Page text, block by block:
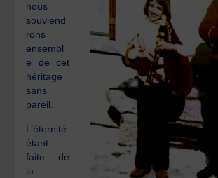
nous
souviend
rons
ensembl
e de cet
héritage
sans
pareil.
L’éternité
étant
faite de
la